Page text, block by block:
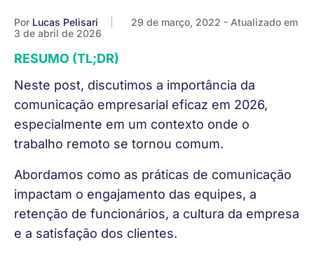
Por Lucas Pelisari 29 de março, 2022 - Atualizado em
3 de abril de 2026
RESUMO (TL;DR)
Neste post, discutimos a importância da
comunicação empresarial eficaz em 2026,
especialmente em um contexto onde o
trabalho remoto se tornou comum.
Abordamos como as práticas de comunicação
impactam o engajamento das equipes, a
retenção de funcionários, a cultura da empresa
e a satisfação dos clientes.